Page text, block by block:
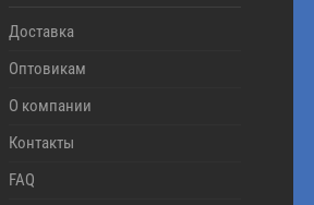
Доставка
Оптовикам
О компании
Контакты
FAQ